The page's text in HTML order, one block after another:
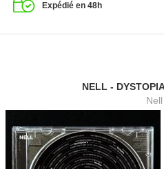
Expédié en 48h
NELL -
Nell